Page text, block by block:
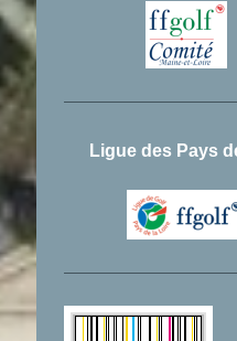
Ligue des Pays